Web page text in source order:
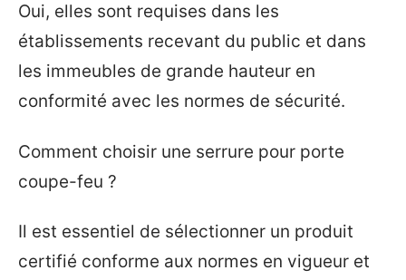
Oui, elles sont requises dans les
établissements recevant du public et dans
les immeubles de grande hauteur en
conformité avec les normes de sécurité.
Comment choisir une serrure pour porte
coupe-feu ?
Il est essentiel de sélectionner un produit
certifié conforme aux normes en vigueur et